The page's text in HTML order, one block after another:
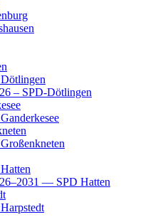
– SPD-Döt­lin­gen
— SPD Hat­ten